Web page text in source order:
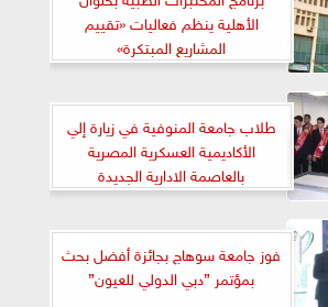
الأهلية ينظم فعاليات «تقييم
المشاريع المبتكرة»
طلاب جامعة المنوفية في زيارة إلي
الأكاديمية العسكرية المصرية
بالعاصمة الادارية الجديدة
فوز جامعة سوهاج بجائزة أفضل بحث
بمؤتمر ”دبي الدولي للعيون”